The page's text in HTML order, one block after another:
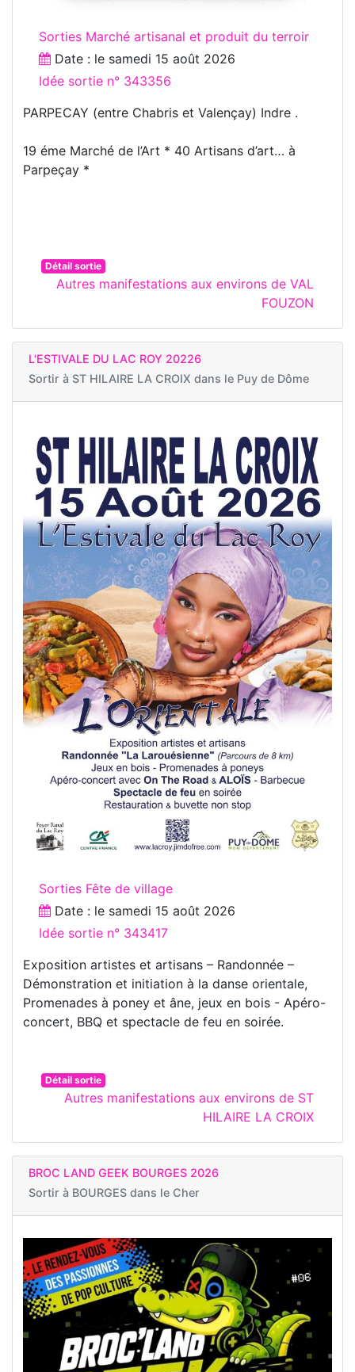
Sorties Marché artisanal et produit du terroir
Date : le samedi 15 août 2026
Idée sortie n° 343356
PARPECAY (entre Chabris et Valençay) Indre .
19 éme Marché de l’Art * 40 Artisans d’art… à
Parpeçay *
Détail sortie
Autres manifestations aux environs de VAL
FOUZON
L'ESTIVALE DU LAC ROY 20226
Sortir à ST HILAIRE LA CROIX dans le Puy de Dôme
Sorties Fête de village
Date : le samedi 15 août 2026
Idée sortie n° 343417
Exposition artistes et artisans – Randonnée –
Démonstration et initiation à la danse orientale,
Promenades à poney et âne, jeux en bois - Apéro-
concert, BBQ et spectacle de feu en soirée.
Détail sortie
Autres manifestations aux environs de ST
HILAIRE LA CROIX
BROC LAND GEEK BOURGES 2026
Sortir à BOURGES dans le Cher